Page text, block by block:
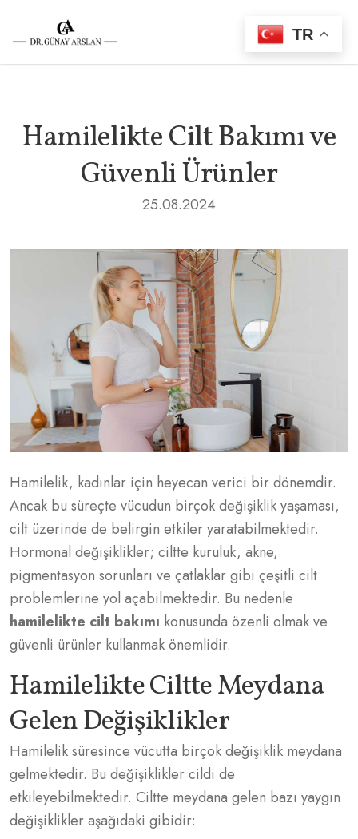
Hamilelikte Cilt Bakımı ve
Güvenli Ürünler
25.08.2024
Hamilelik, kadınlar için heyecan verici bir dönemdir.
Ancak bu süreçte vücudun birçok değişiklik yaşaması,
cilt üzerinde de belirgin etkiler yaratabilmektedir.
Hormonal değişiklikler; ciltte kuruluk, akne,
pigmentasyon sorunları ve çatlaklar gibi çeşitli cilt
problemlerine yol açabilmektedir. Bu nedenle
hamilelikte cilt bakımı konusunda özenli olmak ve
güvenli ürünler kullanmak önemlidir.
Hamilelikte Ciltte Meydana
Gelen Değişiklikler
Hamilelik süresince vücutta birçok değişiklik meydana
gelmektedir. Bu değişiklikler cildi de
etkileyebilmektedir. Ciltte meydana gelen bazı yaygın
değişiklikler aşağıdaki gibidir:
TR